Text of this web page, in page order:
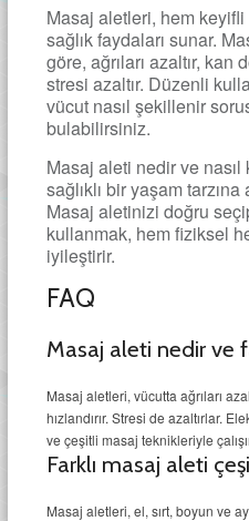
Masaj aletleri, hem
sağlık faydaları sunar.
göre, ağrıları azaltır, kan
stresi azaltır. Düzenli
vücut nasıl şekillenir
bulabilirsiniz.
Masaj aleti nedirve nasıl
sağlıklı bir yaşam tarzına
Masaj aletinizi doğru
kullanmak, hem fiziksel
iyileştirir.
FAQ
Masaj aleti nedir ve
Masaj aletleri, vücutta ağrıları
hızlandırır. Stresi de azaltırlar.
ve çeşitli masaj teknikleriyle
Farklı masaj aleti
Masaj aletleri, el, sırt, boyun ve